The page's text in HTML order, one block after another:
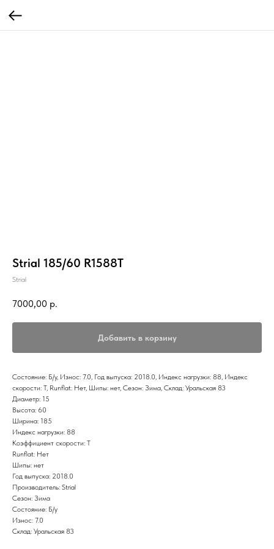
Strial 185/60 R1588T
Strial
7000,00 р.
Добавить в корзину
Состояние: Б/у, Износ: 7.0, Год выпуска: 2018.0, Индекс нагрузки: 88, Индекс
скорости: T, Runflat: Нет, Шипы: нет, Сезон: Зима, Склад: Уральская 83
Диаметр: 15
Высота: 60
Ширина: 185
Индекс нагрузки: 88
Коэффициент скорости: T
Runflat: Нет
Шипы: нет
Год выпуска: 2018.0
Производитель: Strial
Сезон: Зима
Состояние: Б/у
Износ: 7.0
Склад: Уральская 83